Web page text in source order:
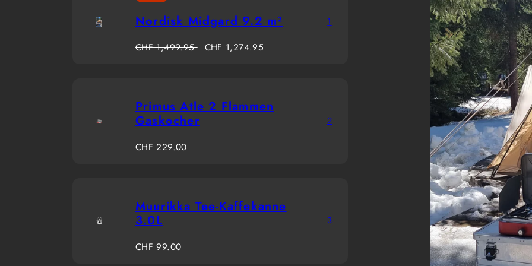
Nordisk Midgard 9.2 m²
Regulärer
CHF 1,499.95 Verkaufspreis
CHF 1,274.95
1
Primus Atle 2 Flammen
Gaskocher
Regulärer
CHF 229.00
2
Muurikka Tee-Kaffekanne
3.0L
Regulärer
CHF 99.00
3